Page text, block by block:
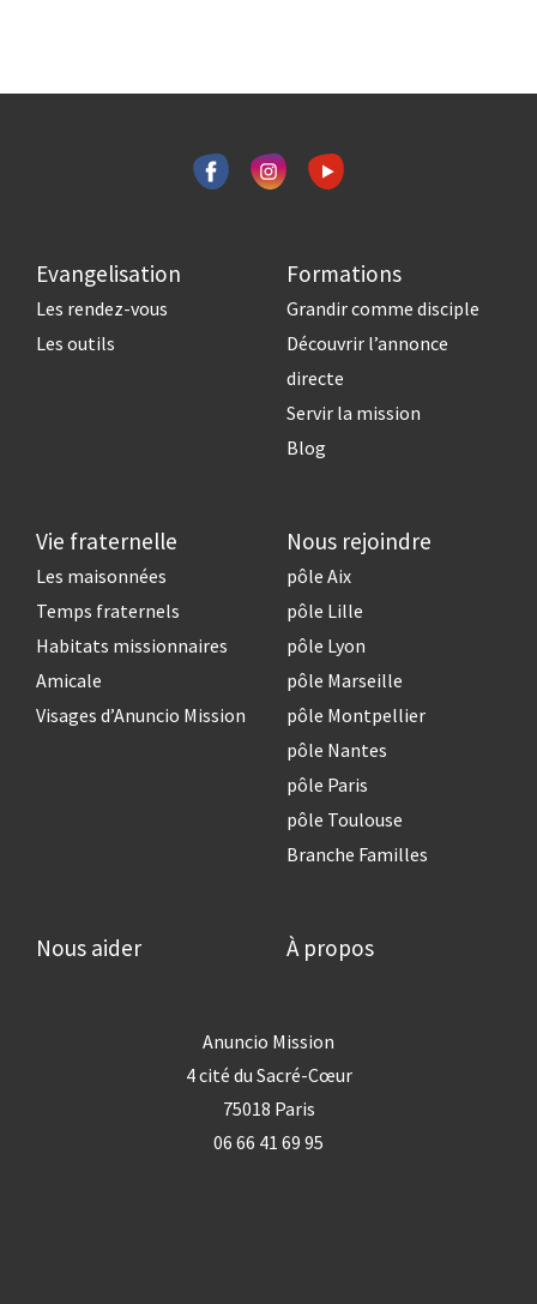
Evangelisation
Les rendez-vous
Les outils
Formations
Grandir comme disciple
Découvrir l’annonce
directe
Servir la mission
Blog
Vie fraternelle
Les maisonnées
Temps fraternels
Habitats missionnaires
Amicale
Visages d’Anuncio Mission
Nous rejoindre
pôle Aix
pôle Lille
pôle Lyon
pôle Marseille
pôle Montpellier
pôle Nantes
pôle Paris
pôle Toulouse
Branche Familles
Nous aider À propos
Anuncio Mission
4 cité du Sacré-Cœur
75018 Paris
06 66 41 69 95